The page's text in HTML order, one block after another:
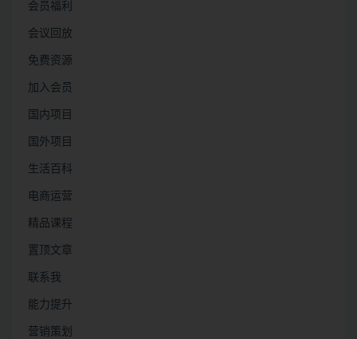
会员福利
会议回放
免费资源
加入会员
国内项目
国外项目
生活百科
电商运营
精品课程
置顶文章
联系我
能力提升
营销策划